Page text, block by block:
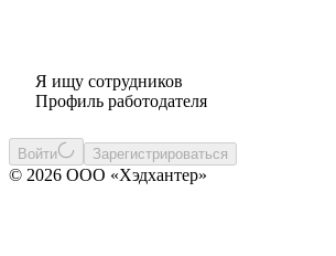
Я ищу сотрудников
Профиль работодателя
Войти Зарегистрироваться
© 2026 ООО «Хэдхантер»